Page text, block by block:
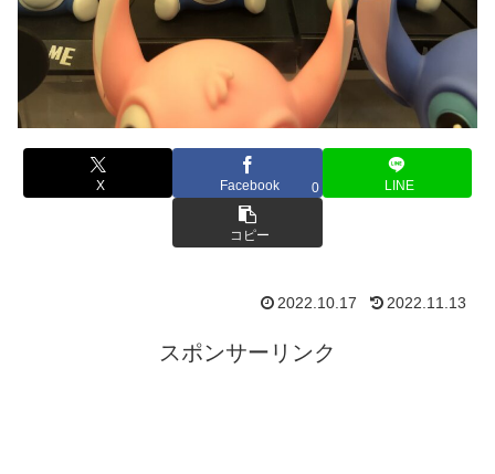
X Facebook 0 LINE
コピー
2022.10.17 2022.11.13
スポンサーリンク